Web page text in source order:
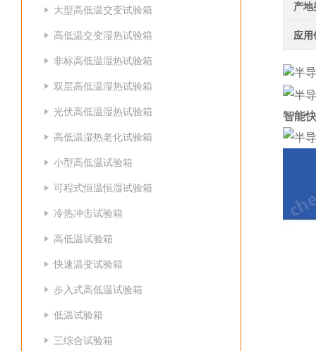
大型高低温交变试验箱
高低温交变湿热试验箱
非标高低温湿热试验箱
双层高低温湿热试验箱
光伏高低温湿热试验箱
高低温湿热老化试验箱
小型高低温试验箱
可程式恒温恒湿试验箱
冷热冲击试验箱
高低温试验箱
快速温变试验箱
步入式高低温试验箱
低温试验箱
三综合试验箱
产地
应用
智能